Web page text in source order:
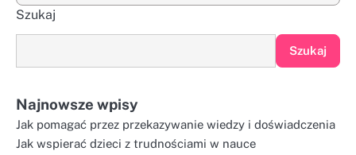
Szukaj
Szukaj
Najnowsze wpisy
Jak pomagać przez przekazywanie wiedzy i doświadczenia
Jak wspierać dzieci z trudnościami w nauce